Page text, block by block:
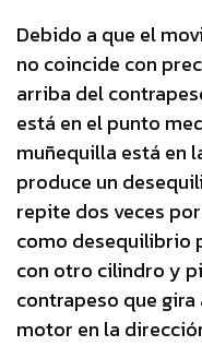
Debido a que el
no coincide con
arriba del
está en el punto
muñequilla está en
produce un
repite dos veces
como desequilibrio
con otro cilindro y
contrapeso que
motor en la